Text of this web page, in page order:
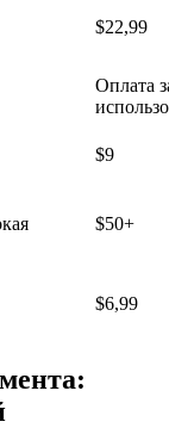
$22,99
Оплата
$9
$50+
$6,99